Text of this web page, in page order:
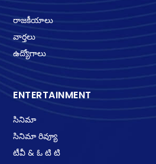
రాజకీయాలు
వార్తలు
ఉద్యోగాలు
ENTERTAINMENT
సినిమా
సినిమా రివ్యూ
టీవీ & ఓ టి టి